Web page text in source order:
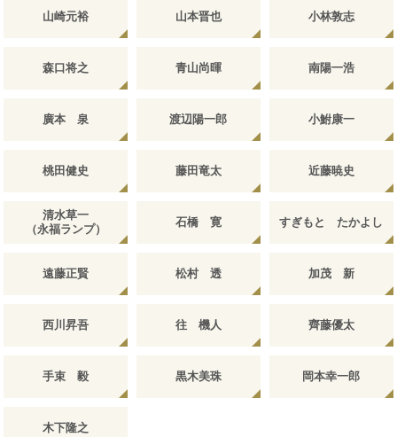
山崎元裕 山本晋也 小林敦志
森口将之 青山尚暉 南陽一浩
廣本 泉 渡辺陽一郎 小鮒康一
桃田健史 藤田竜太 近藤暁史
清水草一
（永福ランプ）
石橋 寛 すぎもと たかよし
遠藤正賢 松村 透 加茂 新
西川昇吾 往 機人 齊藤優太
手束 毅 黒木美珠 岡本幸一郎
木下隆之